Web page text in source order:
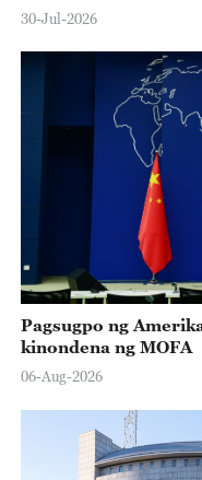
30-Jul-2026
Pagsugpo ng
kinondena ng MOFA
06-Aug-2026